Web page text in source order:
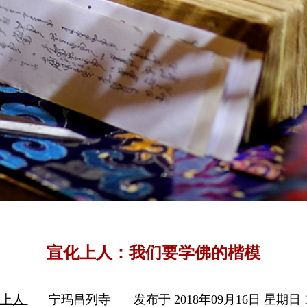
宣化上人：我们要学佛的楷模
人 宁玛昌列寺 发布于 2018年09月16日 星期日